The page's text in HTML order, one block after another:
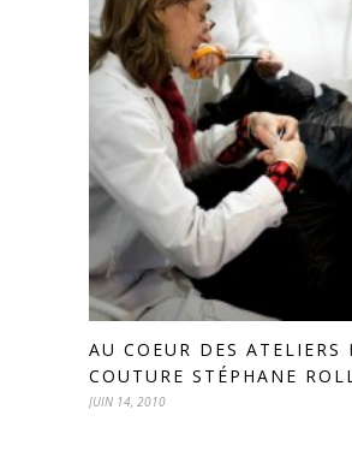
AU COEUR DES ATELIERS
COUTURE STÉPHANE
JUIN 14, 2010